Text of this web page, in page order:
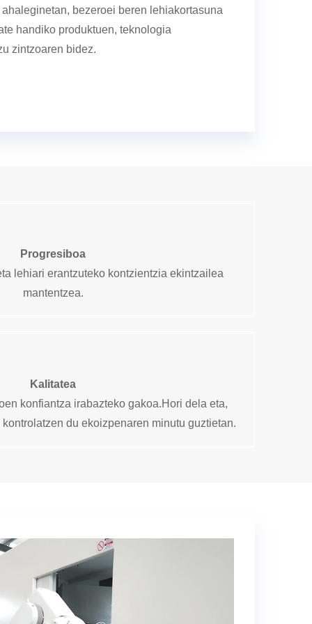
bezeroei beren lehiakortasuna
handiko produktuen, teknologia
zintzoaren bidez.
Progresiboa
lehiari erantzuteko kontzientzia ekintzailea
mantentzea.
Kalitatea
konfiantza irabazteko gakoa.Hori dela eta,
du ekoizpenaren minutu guztietan.